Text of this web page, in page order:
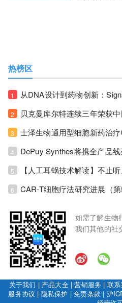
热榜区
1
2 贝克曼库尔特连续三年荣获
3
4
5
6 CAR-T细胞疗法研究进展（第
如需了解生物
我们其他的社
关于我们 | 产品大全|营销服务 | 联系
服务协议 | 隐私保护 |免责条款 | 沪